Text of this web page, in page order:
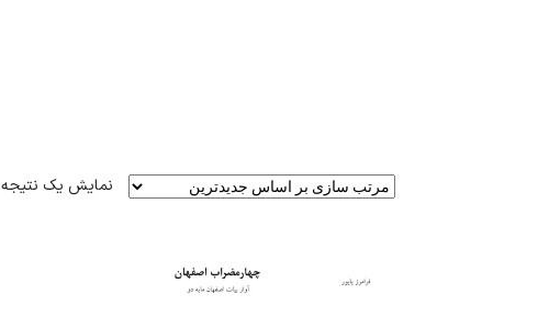
نمایش یک نتیجه